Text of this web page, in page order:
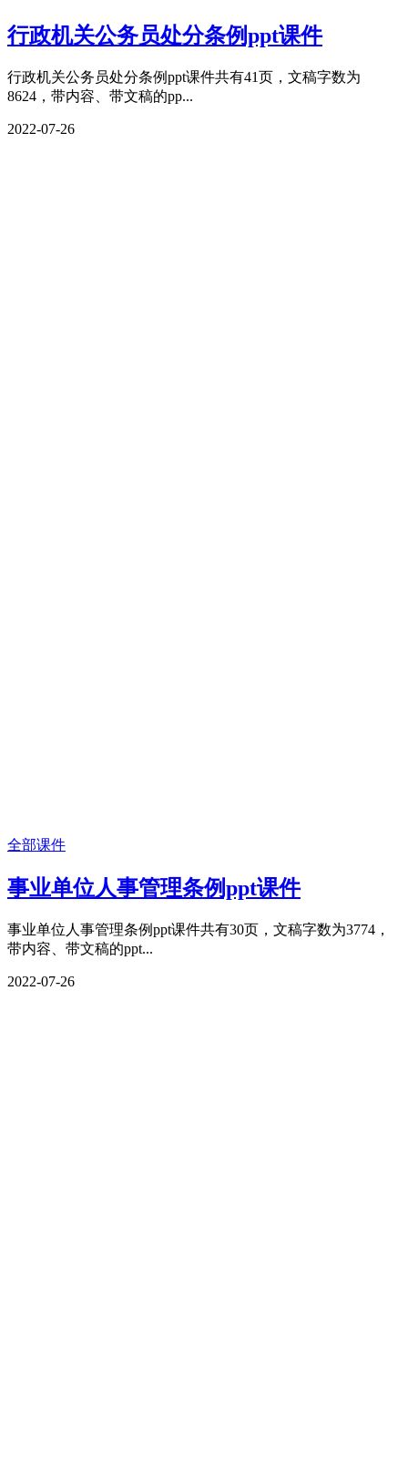
行政机关公务员处分条例ppt课件
行政机关公务员处分条例ppt课件共有41页，文稿字数为
8624，带内容、带文稿的pp...
2022-07-26
全部课件
事业单位人事管理条例ppt课件
事业单位人事管理条例ppt课件共有30页，文稿字数为3774，
带内容、带文稿的ppt...
2022-07-26